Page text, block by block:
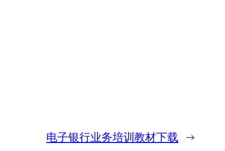
电子银行业务培训教材下载 →